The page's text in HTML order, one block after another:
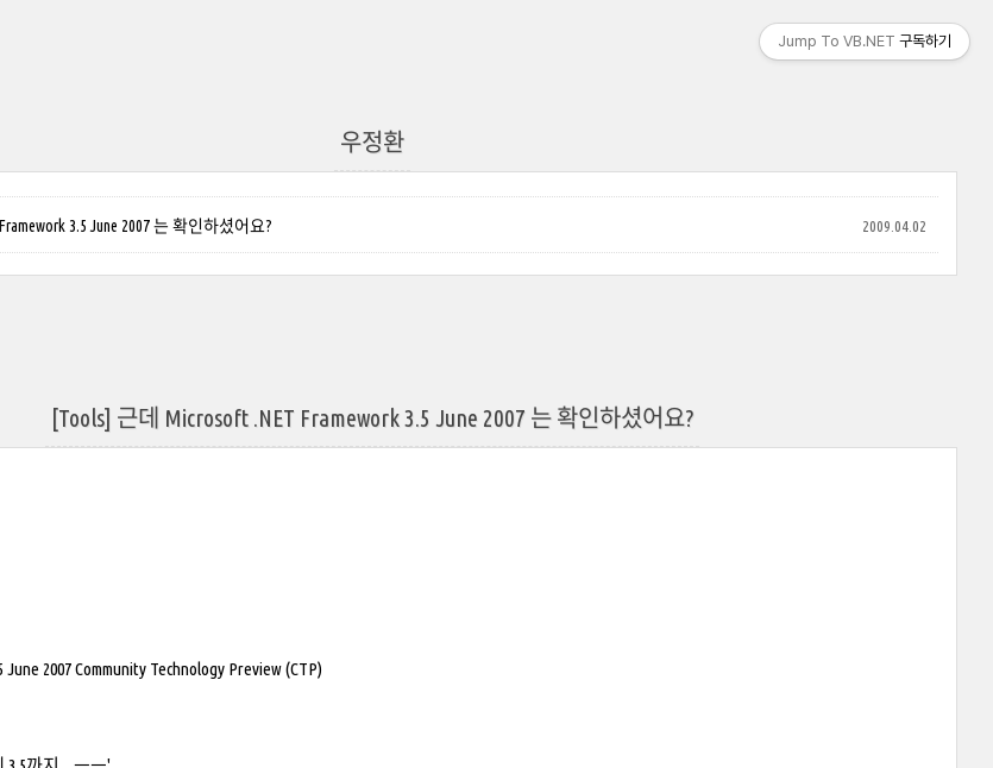
우정환
3.5 June 2007 는 확인하셨어요? 2009.04.02
[Tools] 근데 Microsoft .NET Framework 3.5 June 2007 는 확인하셨어요?
2007 Community Technology Preview (CTP)
Jump To VB.NET 구독하기